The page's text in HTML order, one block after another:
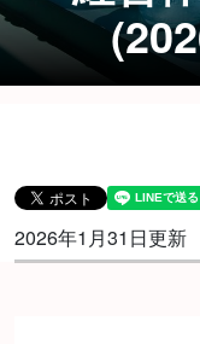
2026年1月31日更新